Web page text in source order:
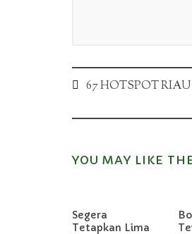
Post
67 HOTSPOT RIAU
YOU MAY LIKE
Segera
Tetapkan Lima